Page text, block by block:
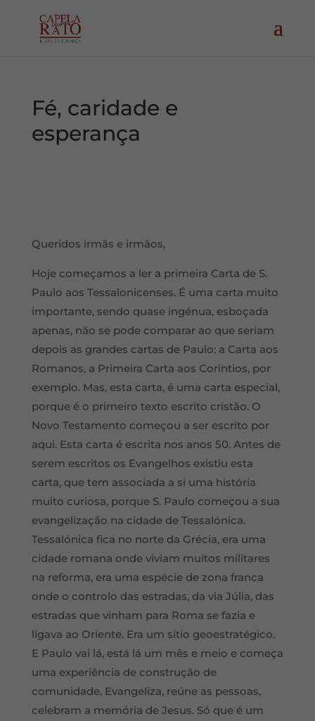
Fé, caridade e
esperança
Queridos irmãs e irmãos,
Hoje começamos a ler a primeira Carta de S.
Paulo aos Tessalonicenses. É uma carta muito
importante, sendo quase ingénua, esboçada
apenas, não se pode comparar ao que seriam
depois as grandes cartas de Paulo: a Carta aos
Romanos, a Primeira Carta aos Coríntios, por
exemplo. Mas, esta carta, é uma carta especial,
porque é o primeiro texto escrito cristão. O
Novo Testamento começou a ser escrito por
aqui. Esta carta é escrita nos anos 50. Antes de
serem escritos os Evangelhos existiu esta
carta, que tem associada a si uma história
muito curiosa, porque S. Paulo começou a sua
evangelização na cidade de Tessalónica.
Tessalónica fica no norte da Grécia, era uma
cidade romana onde viviam muitos militares
na reforma, era uma espécie de zona franca
onde o controlo das estradas, da via Júlia, das
estradas que vinham para Roma se fazia e
ligava ao Oriente. Era um sítio geoestratégico.
E Paulo vai lá, está lá um mês e meio e começa
uma experiência de construção de
comunidade. Evangeliza, reúne as pessoas,
celebram a memória de Jesus. Só que é um